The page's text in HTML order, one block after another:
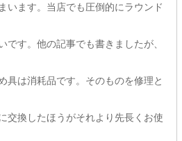
います。当店でも圧倒的にラウンド
です。他の記事でも書きましたが、
具は消耗品です。そのものを修理と
交換したほうがそれより先長くお使